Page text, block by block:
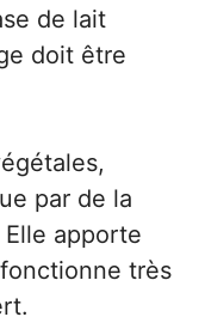
de lait
doit être
par de la
apporte
très